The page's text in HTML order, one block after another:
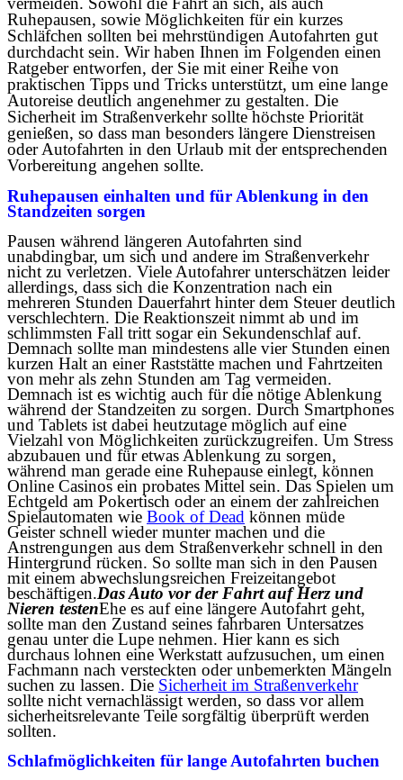
Ruhepausen, sowie Möglichkeiten für ein kurzes
Schläfchen sollten bei mehrstündigen Autofahrten gut
durchdacht sein. Wir haben Ihnen im Folgenden einen
Ratgeber entworfen, der Sie mit einer Reihe von
praktischen Tipps und Tricks unterstützt, um eine lange
Autoreise deutlich angenehmer zu gestalten. Die
Sicherheit im Straßenverkehr sollte höchste Priorität
genießen, so dass man besonders längere Dienstreisen
oder Autofahrten in den Urlaub mit der entsprechenden
Vorbereitung angehen sollte.
Ruhepausen einhalten und für Ablenkung in den
Standzeiten sorgen
Pausen während längeren Autofahrten sind
unabdingbar, um sich und andere im Straßenverkehr
nicht zu verletzen. Viele Autofahrer unterschätzen leider
allerdings, dass sich die Konzentration nach ein
mehreren Stunden Dauerfahrt hinter dem Steuer deutlich
verschlechtern. Die Reaktionszeit nimmt ab und im
schlimmsten Fall tritt sogar ein Sekundenschlaf auf.
Demnach sollte man mindestens alle vier Stunden einen
kurzen Halt an einer Raststätte machen und Fahrtzeiten
von mehr als zehn Stunden am Tag vermeiden.
Demnach ist es wichtig auch für die nötige Ablenkung
während der Standzeiten zu sorgen. Durch Smartphones
und Tablets ist dabei heutzutage möglich auf eine
Vielzahl von Möglichkeiten zurückzugreifen. Um Stress
abzubauen und für etwas Ablenkung zu sorgen,
während man gerade eine Ruhepause einlegt, können
Online Casinos ein probates Mittel sein. Das Spielen um
Echtgeld am Pokertisch oder an einem der zahlreichen
Spielautomaten wie Book of Dead können müde
Geister schnell wieder munter machen und die
Anstrengungen aus dem Straßenverkehr schnell in den
Hintergrund rücken. So sollte man sich in den Pausen
mit einem abwechslungsreichen Freizeitangebot
beschäftigen.Das Auto vor der Fahrt auf Herz und
Nieren testenEhe es auf eine längere Autofahrt geht,
sollte man den Zustand seines fahrbaren Untersatzes
genau unter die Lupe nehmen. Hier kann es sich
durchaus lohnen eine Werkstatt aufzusuchen, um einen
Fachmann nach versteckten oder unbemerkten Mängeln
suchen zu lassen. Die Sicherheit im Straßenverkehr
sollte nicht vernachlässigt werden, so dass vor allem
sicherheitsrelevante Teile sorgfältig überprüft werden
sollten.
Schlafmöglichkeiten für lange Autofahrten buchen